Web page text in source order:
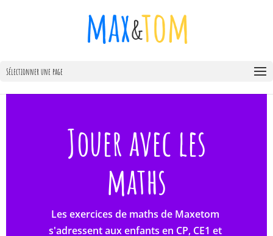
Sélectionner une page
Jouer avec les
maths
Les exercices de maths de Maxetom
s'adressent aux enfants en CP, CE1 et